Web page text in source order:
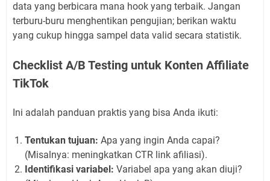
data yang berbicara mana hook yang terbaik. Jangan
terburu-buru menghentikan pengujian; berikan waktu
yang cukup hingga sampel data valid secara statistik.
Checklist A/B Testing untuk Konten Affiliate
TikTok
Ini adalah panduan praktis yang bisa Anda ikuti:
Tentukan tujuan: Apa yang ingin Anda capai?
(Misalnya: meningkatkan CTR link afiliasi).
Identifikasi variabel: Variabel apa yang akan diuji?